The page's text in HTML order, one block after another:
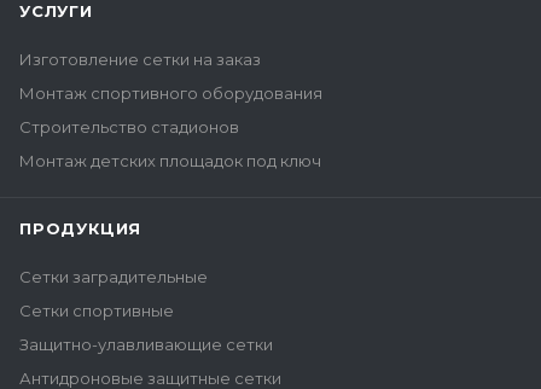
УСЛУГИ
Изготовление сетки на заказ
Монтаж спортивного оборудования
Строительство стадионов
Монтаж детских площадок под ключ
ПРОДУКЦИЯ
Сетки заградительные
Сетки спортивные
Защитно-улавливающие сетки
Антидроновые защитные сетки